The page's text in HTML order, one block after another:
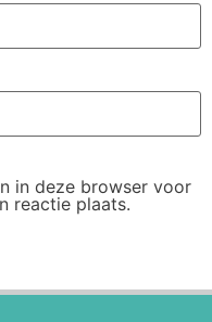
in deze browser voor
reactie plaats.